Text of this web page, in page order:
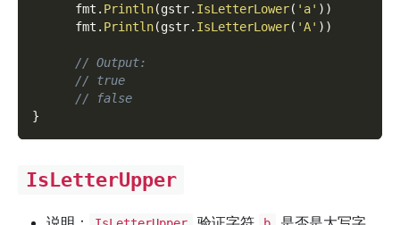
      fmt
. Println(gstr. IsLetterLower( 'a' ) )
      fmt
. Println(gstr. IsLetterLower( 'A' ) )
// Output:
// true
// false
}
IsLetterUpper